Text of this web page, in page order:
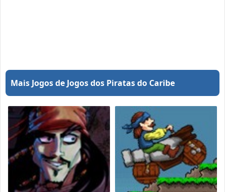
Mais Jogos de Jogos dos Piratas do Caribe